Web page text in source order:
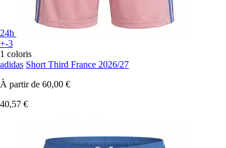
24h
+-3
1 coloris
adidas Short Third France 2026/27
À partir de 60,00 €
40,57 €